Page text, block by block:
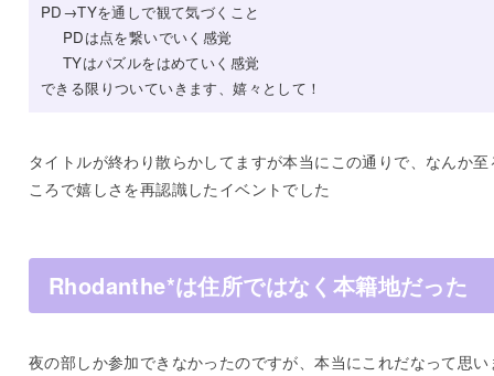
PD→TYを通しで観て気づくこと
PDは点を繋いでいく感覚
TYはパズルをはめていく感覚
できる限りついていきます、嬉々として！
タイトルが終わり散らかしてますが本当にこの通りで、なんか至
ころで嬉しさを再認識したイベントでした
Rhodanthe*は住所ではなく本籍地だった
夜の部しか参加できなかったのですが、本当にこれだなって思い